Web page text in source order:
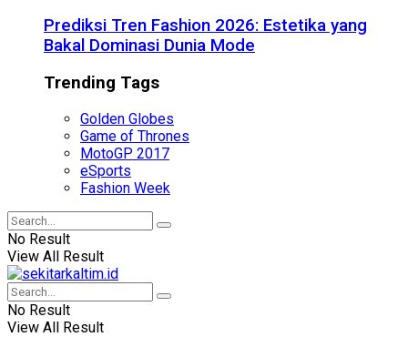
Prediksi Tren Fashion 2026: Estetika yang
Bakal Dominasi Dunia Mode
Trending Tags
Golden Globes
Game of Thrones
MotoGP 2017
eSports
Fashion Week
No Result
View All Result
No Result
View All Result